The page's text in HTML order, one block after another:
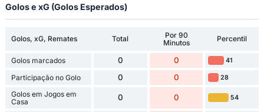
Golos e xG (Golos Esperados)
Golos, xG, Remates Total
Por 90
Minutos
Percentil
Golos marcados 0 0 41
Participação no Golo 0 0 28
Golos em Jogos em
Casa
0 0 54